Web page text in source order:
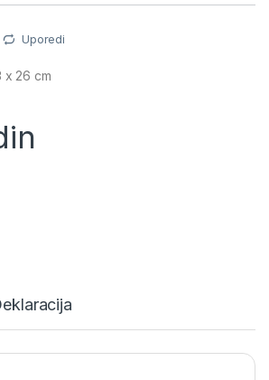
Uporedi
x 26 cm